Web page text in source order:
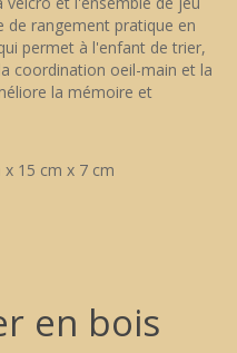
de rangement pratique en
permet à l'enfant de trier,
coordination oeil-main et la
la mémoire et
15 cm x 7 cm
en bois